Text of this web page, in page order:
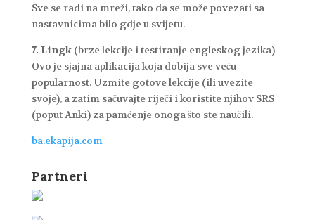
Sve se radi na mreži, tako da se može povezati sa
nastavnicima bilo gdje u svijetu.
7. Lingk (brze lekcije i testiranje engleskog jezika)
Ovo je sjajna aplikacija koja dobija sve veću
popularnost. Uzmite gotove lekcije (ili uvezite
svoje), a zatim sačuvajte riječi i koristite njihov SRS
(poput Anki) za pamćenje onoga što ste naučili.
ba.ekapija.com
Partneri